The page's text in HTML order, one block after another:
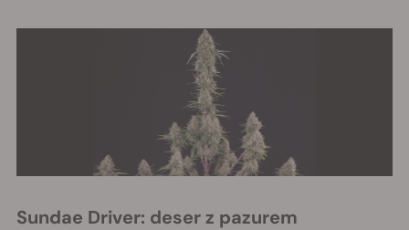
Sundae Driver: deser z pazurem